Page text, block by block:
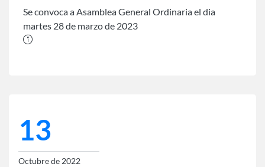
Se convoca a Asamblea General Ordinaria el dia
martes 28 de marzo de 2023
13
Octubre de 2022